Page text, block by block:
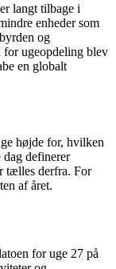
langt tilbage i
enheder som
og
for ugeopdeling blev
en globalt
højde for, hvilken
dag definerer
tælles derfra. For
af året.
for uge 27 på